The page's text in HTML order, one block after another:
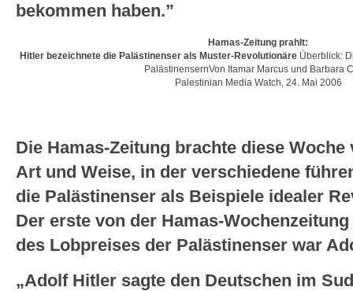
bekommen haben.”
Hamas-Zeitung prahlt:
Hitler bezeichnete die Palästinenser als Muster-Revolutionäre Überblick:
PalästinensernVon Itamar Marcus und Barbara
Palestinian Media Watch, 24. Mai 2006
Die Hamas-Zeitung brachte diese
Art und Weise, in der verschiedene
die Palästinenser als Beispiele idealer
Der erste von der Hamas-
des Lobpreises der Palästinenser war
„Adolf Hitler sagte den Deutschen im